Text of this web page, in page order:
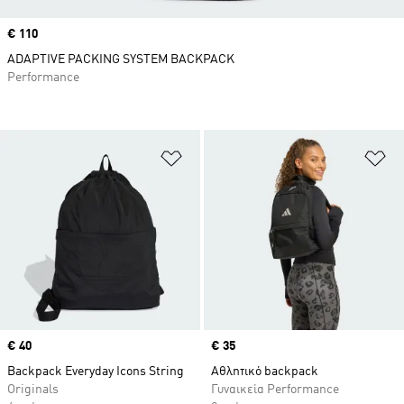
Προσθήκη στη Λίστα Επιθυμιών
Price
€ 40
Backpack Everyday Icons String
Originals
Price
€ 35
Αθλητικό backpack
Γυναικεία Performance
Price
€ 110
ADAPTIVE PACKING SYSTEM BACKPACK
Performance